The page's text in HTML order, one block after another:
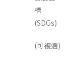
標
(SDGs)
(可複選)